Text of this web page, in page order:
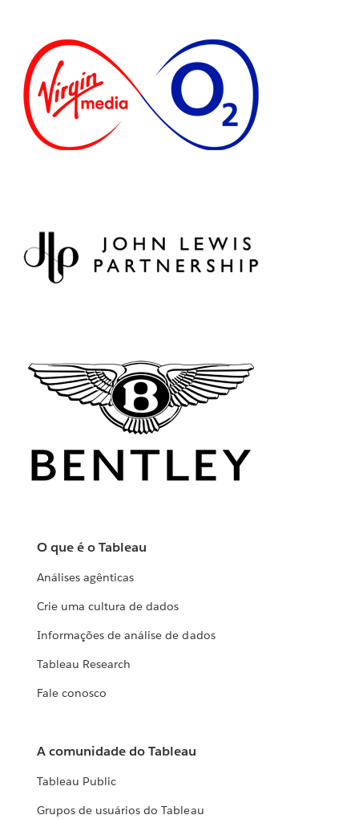
Wells Fargo organiza dados de
mais de 70 milhões de clientes
para renovar seu portal de internet
ASSISTA AGORA
O que é o Tableau
Análises agênticas
Crie uma cultura de dados
Informações de análise de dados
Tableau Research
Fale conosco
A comunidade do Tableau
Tableau Public
Grupos de usuários do Tableau